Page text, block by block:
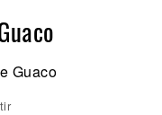
Guaco